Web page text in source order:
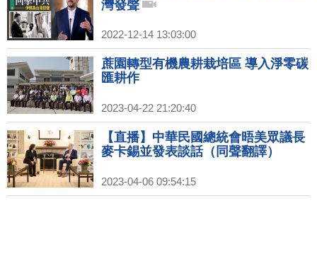
灣發聲
2022-12-14 13:03:00
蔗園轉型有機農耕栽培區 導入淨零碳
匯耕作
2023-04-22 21:20:40
【直播】中華民國總統會晤美眾議長
麥卡錫並發表談話（同聲翻譯）
2023-04-06 09:54:15